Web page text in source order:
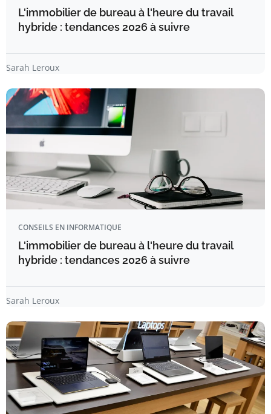
L'immobilier de bureau à l'heure du travail
hybride : tendances 2026 à suivre
Sarah Leroux
CONSEILS EN INFORMATIQUE
L'immobilier de bureau à l'heure du travail
hybride : tendances 2026 à suivre
Sarah Leroux